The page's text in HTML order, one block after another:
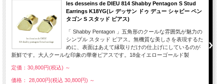
les desseins de DIEU 814 Shabby Pentagon S Stud
Earrings K18YG(レ デッサン ドゥ デュー シャビー ペン
タゴン S スタッド ピアス)
「 Shabby Pentagon 」五角形のクールな雰囲気が魅力の
シンプル スタッド ピアス。無機質な美しさを表現するた
めに、表面はあえて縁取りだけの仕上げにしているのが
新鮮です。大人クールな印象の華奢ピアスです。18金イエローゴールド製
定価：30,800円(税込) ～
価格： 28,000円(税込 30,800円) ～